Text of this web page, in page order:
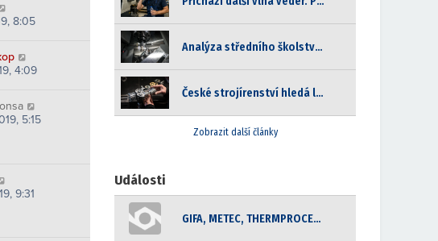
8:05
4:09
5:15
9:31